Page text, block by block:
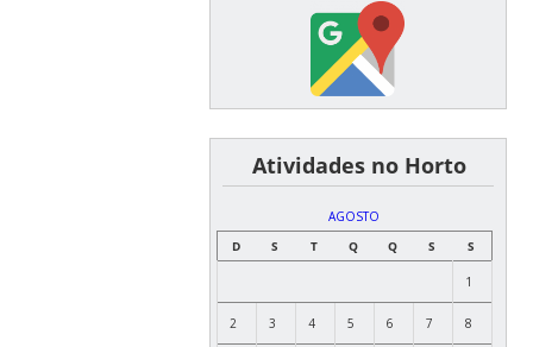
͏ ͏ ͏ ͏ ͏ ͏Atividades no Horto
AGOSTO
D
S T Q Q S S
1
2 3 4 5 6 7 8